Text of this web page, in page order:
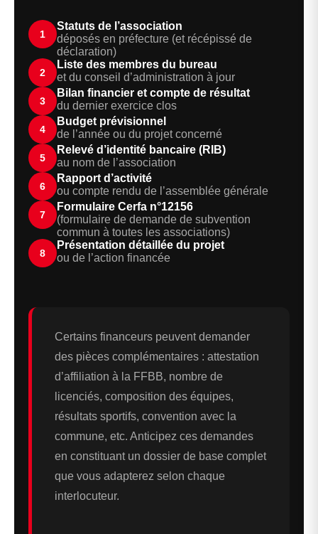
1
Statuts de l’association
déposés en préfecture (et récépissé de
déclaration)
2
Liste des membres du bureau
et du conseil d’administration à jour
3
Bilan financier et compte de résultat
du dernier exercice clos
4
Budget prévisionnel
de l’année ou du projet concerné
5
Relevé d’identité bancaire (RIB)
au nom de l’association
6
Rapport d’activité
ou compte rendu de l’assemblée générale
7
Formulaire Cerfa n°12156
(formulaire de demande de subvention
commun à toutes les associations)
8
Présentation détaillée du projet
ou de l’action financée
Certains financeurs peuvent demander
des pièces complémentaires : attestation
d’affiliation à la FFBB, nombre de
licenciés, composition des équipes,
résultats sportifs, convention avec la
commune, etc. Anticipez ces demandes
en constituant un dossier de base complet
que vous adapterez selon chaque
interlocuteur.